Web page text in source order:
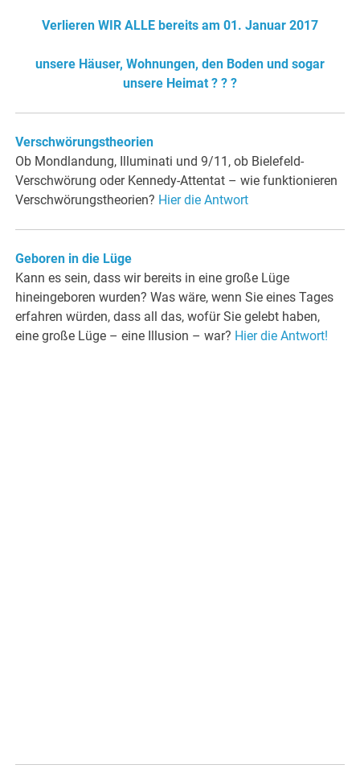
Verlieren WIR ALLE bereits am 01. Januar 2017
unsere Häuser, Wohnungen, den Boden und sogar
unsere Heimat ? ? ?
Verschwörungstheorien
Ob Mondlandung, Illuminati und 9/11, ob Bielefeld-
Verschwörung oder Kennedy-Attentat – wie funktionieren
Verschwörungstheorien? Hier die Antwort
Geboren in die Lüge
Kann es sein, dass wir bereits in eine große Lüge
hineingeboren wurden? Was wäre, wenn Sie eines Tages
erfahren würden, dass all das, wofür Sie gelebt haben,
eine große Lüge – eine Illusion – war? Hier die Antwort!